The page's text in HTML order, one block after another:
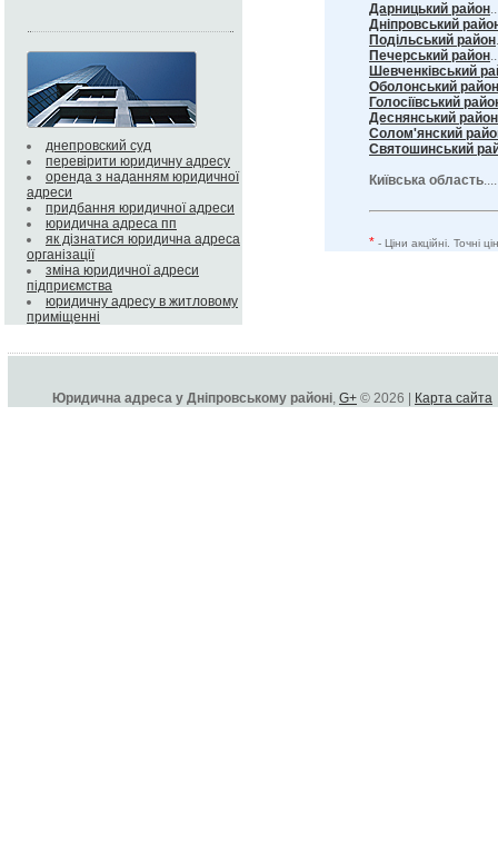
днепровский суд
перевірити юридичну адресу
оренда з наданням юридичної
адреси
придбання юридичної адреси
юридична адреса пп
як дізнатися юридична адреса
організації
зміна юридичної адреси
підприємства
юридичну адресу в житловому
приміщенні
Дарницький район
Дніпровський
Подільський район
Печерський район
Шевченківський
Оболонський район
Голосіївський
Деснянський район
Солом'янский
Святошинський
Київська область
* - Ціни акційні. Точні
Юридична адреса у Дніпровському районі, G+ © 2026 | Карта сайта